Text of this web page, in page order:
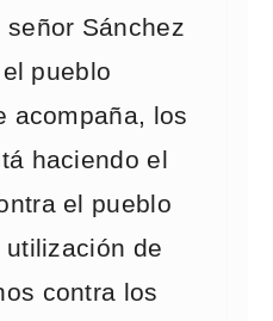
Sánchez
pueblo
acompaña, los
haciendo el
el pueblo
de
contra los